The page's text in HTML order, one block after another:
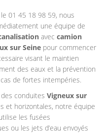
01 45 18 98 59, nous
une équipe de
avec camion
sur Seine pour commencer
visant le maintien
des eaux et la prévention
de fortes intempéries.
conduites Vigneux sur
et horizontales, notre équipe
les fusées
ou les jets d’eau envoyés